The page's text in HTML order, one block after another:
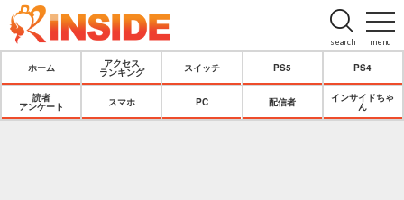
menu
search
ホーム
アクセス
ランキング
スイッチ PS5 PS4
読者
アンケート
スマホ PC 配信者
インサイドちゃ
ん